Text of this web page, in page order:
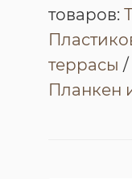
товаров:
террасы /
Планкен